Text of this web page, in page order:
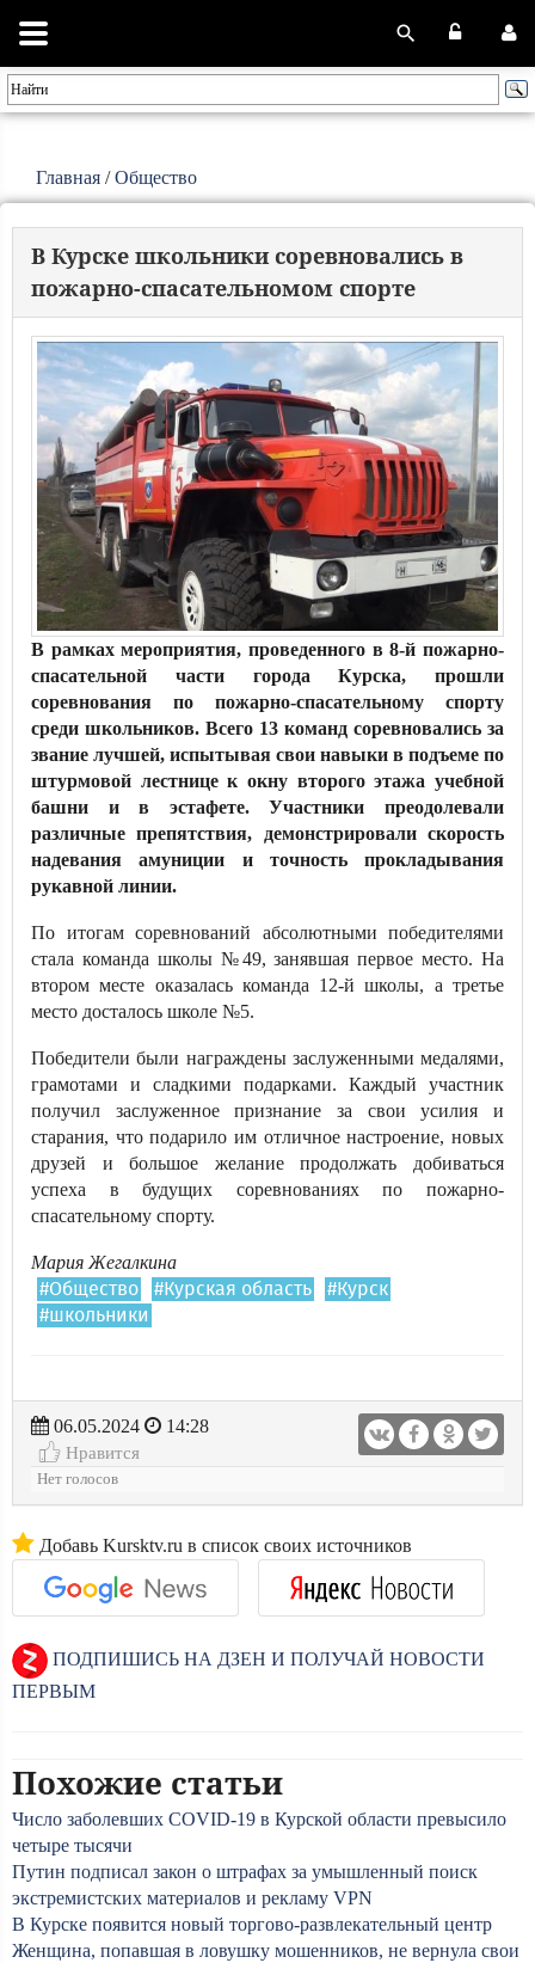
Главная /Общество
В Курске школьники соревновались в
пожарно-спасательномом спорте
В рамках мероприятия, проведенного в 8-й пожарно-
спасательной части города Курска, прошли
соревнования по пожарно-спасательному спорту
среди школьников. Всего 13 команд соревновались за
звание лучшей, испытывая свои навыки в подъеме по
штурмовой лестнице к окну второго этажа учебной
башни и в эстафете. Участники преодолевали
различные препятствия, демонстрировали скорость
надевания амуниции и точность прокладывания
рукавной линии.
По итогам соревнований абсолютными победителями
стала команда школы №49, занявшая первое место. На
втором месте оказалась команда 12-й школы, а третье
место досталось школе №5.
Победители были награждены заслуженными медалями,
грамотами и сладкими подарками. Каждый участник
получил заслуженное признание за свои усилия и
старания, что подарило им отличное настроение, новых
друзей и большое желание продолжать добиваться
успеха в будущих соревнованиях по пожарно-
спасательному спорту.
Мария Жегалкина
#Общество #Курская область
#Курск
#школьники
06.05.2024
14:28
Нравится
Нет голосов
Добавь Kursktv.ru в список своих источников
ПОДПИШИСЬ НА ДЗЕН И ПОЛУЧАЙ НОВОСТИ
ПЕРВЫМ
Похожие статьи
Число заболевших COVID-19 в Курской области превысило
четыре тысячи
Путин подписал закон о штрафах за умышленный поиск
экстремистских материалов и рекламу VPN
В Курске появится новый торгово-развлекательный центр
Женщина, попавшая в ловушку мошенников, не вернула свои